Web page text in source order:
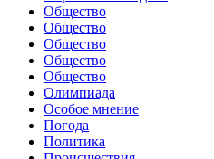
Общество
Общество
Общество
Общество
Общество
Олимпиада
Особое мнение
Погода
Политика